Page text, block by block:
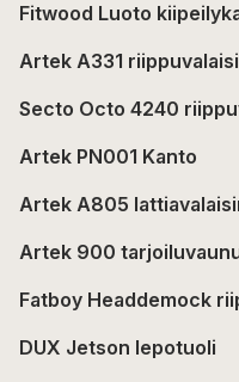
Fitwood Luoto
Artek A331
Secto Octo 4240
Artek PN001 Kanto
Artek A805
Artek 900
Fatboy Headdemock
DUX Jetson lepotuoli